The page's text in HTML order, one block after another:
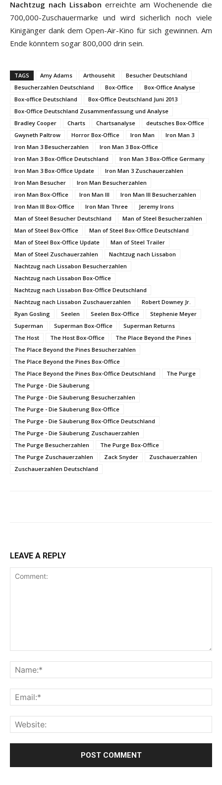
Nachtzug nach Lissabon erreichte am Wochenende die
700,000-Zuschauermarke und wird sicherlich noch viele
Kinigänger dank dem Open-Air-Kino für sich gewinnen. Am
Ende könntem sogar 800,000 drin sein.
TAGS Amy Adams Arthousehit
Besucher Deutschland
Besucherzahlen Deutschland
Box-Office
Box-Office Analyse
Box-office Deutschland
Box-Office Deutschland Juni 2013
Box-Office Deutschland Zusammenfassung und Analyse
Bradley Cooper
Charts Chartsanalyse
deutsches Box-Office
Gwyneth Paltrow
Horror Box-Office Iron Man
Iron Man 3
Iron Man 3 Besucherzahlen
Iron Man 3 Box-Office
Iron Man 3 Box-Office Deutschland
Iron Man 3 Box-Office Germany
Iron Man 3 Box-Office Update
Iron Man 3 Zuschauerzahlen
Iron Man Besucher
Iron Man Besucherzahlen
iron Man Box-Office
Iron Man III
Iron Man III Besucherzahlen
Iron Man III Box-Office
Iron Man Three
Jeremy Irons
Man of Steel Besucher Deutschland
Man of Steel Besucherzahlen
Man of Steel Box-Office
Man of Steel Box-Office Deutschland
Man of Steel Box-Office Update
Man of Steel Trailer
Man of Steel Zuschauerzahlen
Nachtzug nach Lissabon
Nachtzug nach Lissabon Besucherzahlen
Nachtzug nach Lissabon Box-Office
Nachtzug nach Lissabon Box-Office Deutschland
Nachtzug nach Lissabon Zuschauerzahlen
Robert Downey Jr.
Ryan Gosling
Seelen Seelen Box-Office
Stephenie Meyer
Superman
Superman Box-Office
Superman Returns
The Host
The Host Box-Office
The Place Beyond the Pines
The Place Beyond the Pines Besucherzahlen
The Place Beyond the Pines Box-Office
The Place Beyond the Pines Box-Office Deutschland
The Purge
The Purge - Die Säuberung
The Purge - Die Säuberung Besucherzahlen
The Purge - Die Säuberung Box-Office
The Purge - Die Säuberung Box-Office Deutschland
The Purge - Die Säuberung Zuschauerzahlen
The Purge Besucherzahlen
The Purge Box-Office
The Purge Zuschauerzahlen
Zack Snyder
Zuschauerzahlen
Zuschauerzahlen Deutschland
LEAVE A REPLY